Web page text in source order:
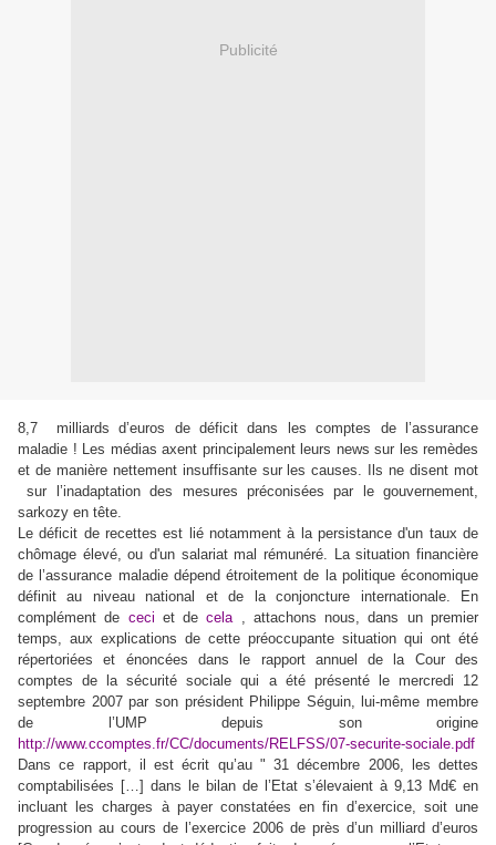
Publicité
8,7
milliards d’euros de déficit dans les comptes de l’assurance
maladie ! Les médias axent principalement leurs news sur les remèdes
et de manière nettement insuffisante sur les causes. Ils ne disent mot
sur l’inadaptation des mesures préconisées par le gouvernement,
sarkozy en tête.
Ledéficit de recettes est lié notamment à la persistance d'un taux de
chômage élevé, ou d'un salariat mal rémunéré. La situation financière
de l’assurance maladie dépend étroitement de la politique économique
définit au niveau national et de la conjoncture internationale. En
complément de ceci et decela, attachons nous, dans un premier
temps, aux explications de cette préoccupante situation qui ont été
répertoriées et énoncées dans le rapport annuel de la Cour des
comptes de la sécurité sociale qui a été présenté le mercredi 12
septembre 2007 par son président Philippe Séguin, lui-même membre
de l’UMP depuis son origine
http://www.ccomptes.fr/CC/documents/RELFSS/07-securite-sociale.pdf
Dans ce rapport, il est écrit qu’au " 31 décembre 2006, les dettes
comptabilisées […] dans le bilan de l’Etat s’élevaient à 9,13 Md€ en
incluant les charges à payer constatées en fin d’exercice, soit une
progression au cours de l’exercice 2006 de près d’un milliard d’euros